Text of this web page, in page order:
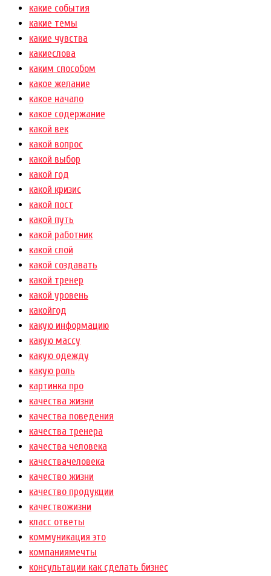
какие события
какие темы
какие чувства
какиеслова
каким способом
какое желание
какое начало
какое содержание
какой век
какой вопрос
какой выбор
какой год
какой кризис
какой пост
какой путь
какой работник
какой слой
какой создавать
какой тренер
какой уровень
какойгод
какую информацию
какую массу
какую одежду
какую роль
картинка про
качества жизни
качества поведения
качества тренера
качества человека
качествачеловека
качество жизни
качество продукции
качествожизни
класс ответы
коммуникация это
компаниямечты
консультации как сделать бизнес